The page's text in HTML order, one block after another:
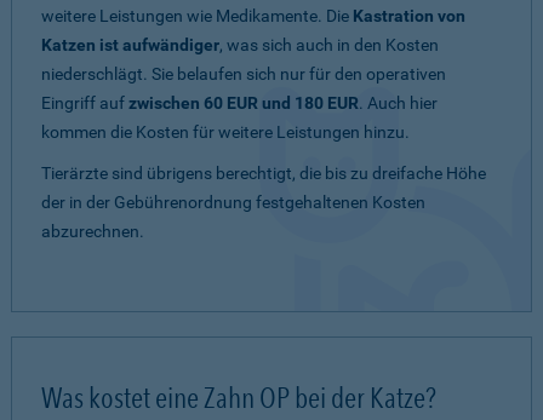
weitere Leistungen wie Medikamente. Die Kastration von
Katzen ist aufwändiger, was sich auch in den Kosten
niederschlägt. Sie belaufen sich nur für den operativen
Eingriff aufzwischen 60 EUR und 180 EUR. Auch hier
kommen die Kosten für weitere Leistungen hinzu.
Tierärzte sind übrigens berechtigt, die bis zu dreifache Höhe
der in der Gebührenordnung festgehaltenen Kosten
abzurechnen.
Was kostet eine Zahn OP bei der Katze?